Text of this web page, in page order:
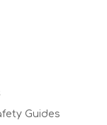
Guides